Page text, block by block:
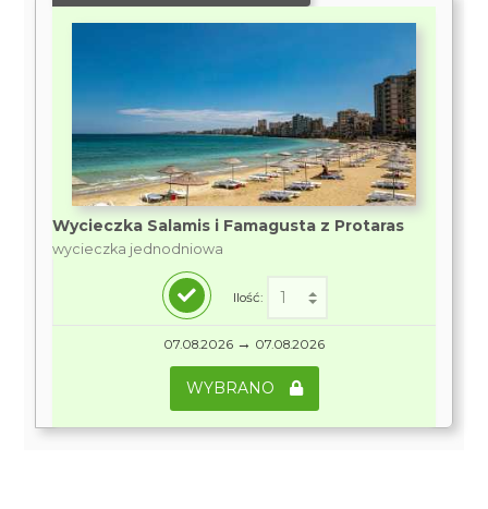
Wycieczka Salamis i Famagusta z Protaras
wycieczka jednodniowa
Ilość:
07.08.2026 → 07.08.2026
WYBRANO